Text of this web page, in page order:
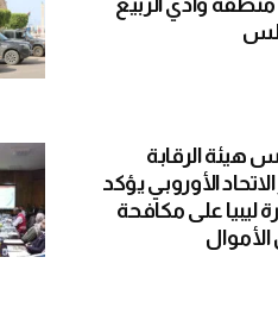
وادي الربيع
هيئة الرقابة
الأوروبي يؤكد
ليبيا على مكافحة